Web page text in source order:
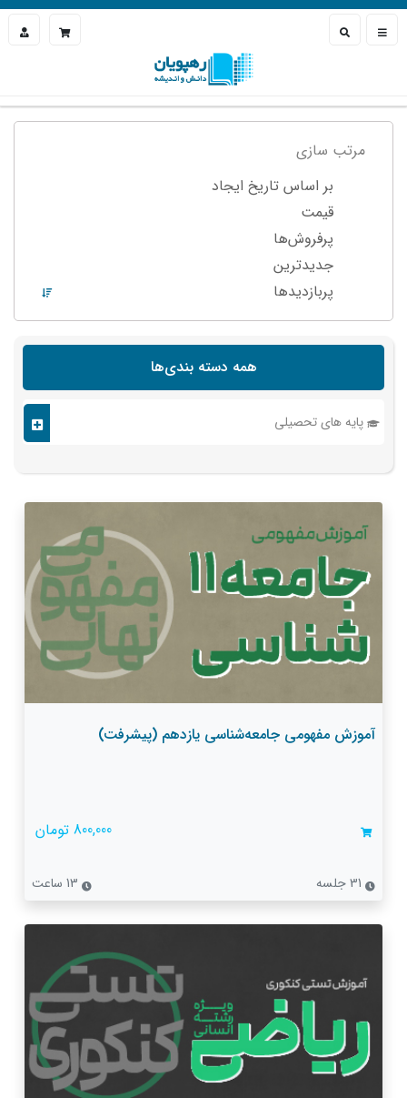
مرتب سازی
بر اساس تاریخ ایجاد
قیمت
پرفروش‌ها
جدیدترین
پربازدید‌ها
همه دسته بندی‌ها
پایه های تحصیلی
آموزش مفهومی جامعه‌شناسی یازدهم (پیشرفت)
800,000 تومان